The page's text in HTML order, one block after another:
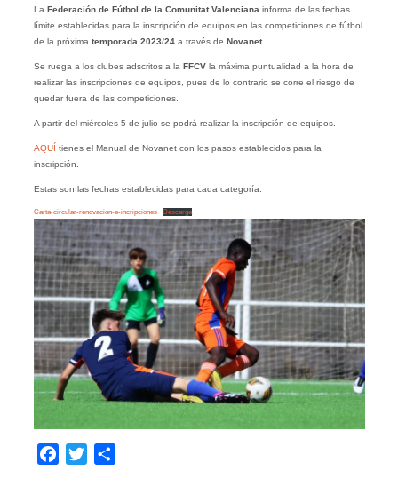
La Federación de Fútbol de la Comunitat Valenciana informa de las fechas
límite establecidas para la inscripción de equipos en las competiciones de fútbol
de la próxima temporada 2023/24a través de Novanet.
Se ruega a los clubes adscritos a la FFCVla máxima puntualidad a la hora de
realizar las inscripciones de equipos, pues de lo contrario se corre el riesgo de
quedar fuera de las competiciones.
A partir del miércoles 5 de julio se podrá realizar la inscripción de equipos.
AQUÍ tienes el Manual de Novanet con los pasos establecidos para la
inscripción.
Estas son las fechas establecidas para cada categoría:
Carta-circular-renovacion-e-incripciones Descarga
Facebook
Twitter